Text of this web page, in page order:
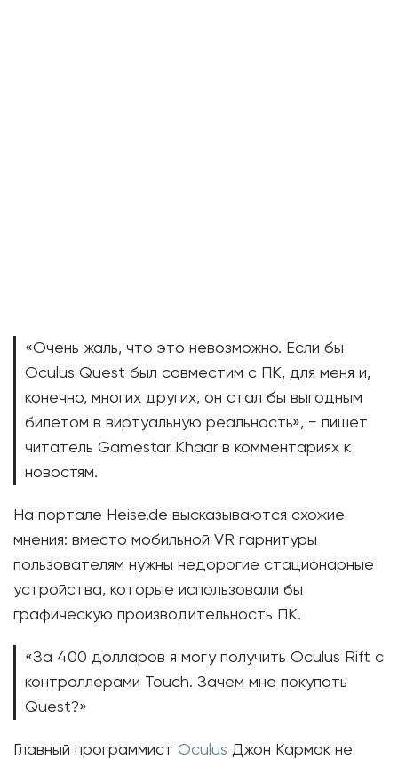
«Очень жаль, что это невозможно. Если бы
Oculus Quest был совместим с ПК, для меня и,
конечно, многих других, он стал бы выгодным
билетом в виртуальную реальность», − пишет
читатель Gamestar Khaar в комментариях к
новостям.
На портале Heise.de высказываются схожие
мнения: вместо мобильной VR гарнитуры
пользователям нужны недорогие стационарные
устройства, которые использовали бы
графическую производительность ПК.
«За 400 долларов я могу получить Oculus Rift с
контроллерами Touch. Зачем мне покупать
Quest?»
Главный программист Oculus Джон Кармак не